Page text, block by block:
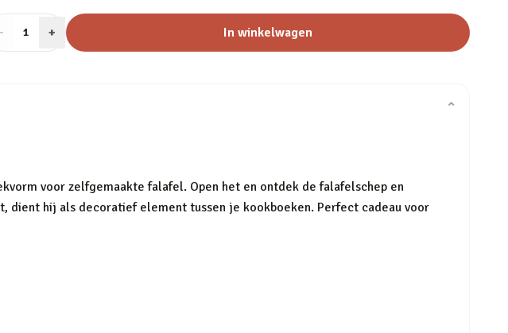
Aantal
1 + In winkelwagen
⌄
voor zelfgemaakte falafel. Open het en ontdek de falafelschep en
hij als decoratief element tussen je kookboeken. Perfect cadeau voor